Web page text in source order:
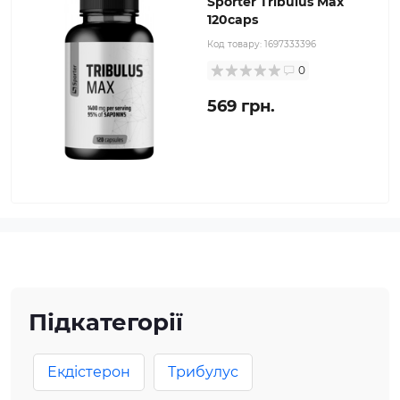
120caps
Код товару: 1697333396
0
569 грн.
Підкатегорії
Екдістерон Трибулус